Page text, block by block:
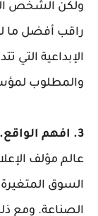
ولكن الشخص
راقب أفضل ما
الإبداعية
والمطلوب
3. افهم الواقع.
عالم مؤلف
السوق
الصناعة. ومع